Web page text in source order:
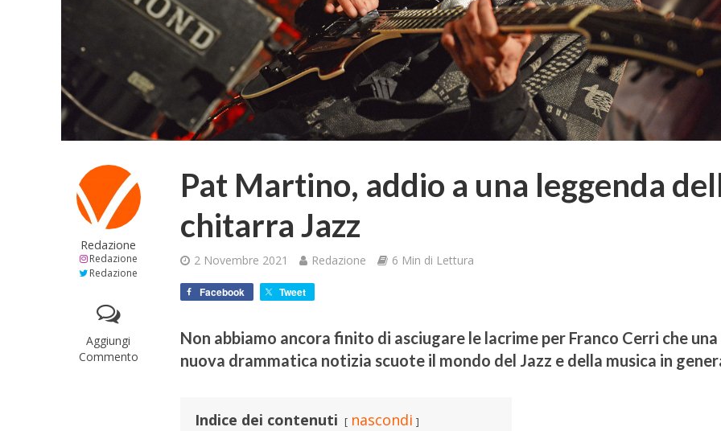
Redazione
Redazione
Redazione
Aggiungi
Commento
Pat Martino, addio a una leggenda
chitarra Jazz
2 Novembre 2021 Redazione 6 Min di Lettura
Facebook Tweet
Non abbiamo ancora finito di asciugare le lacrime per Franco Cerri che una
nuova drammatica notizia scuote il mondo del Jazz e della musica in
Indice dei contenuti
nascondi